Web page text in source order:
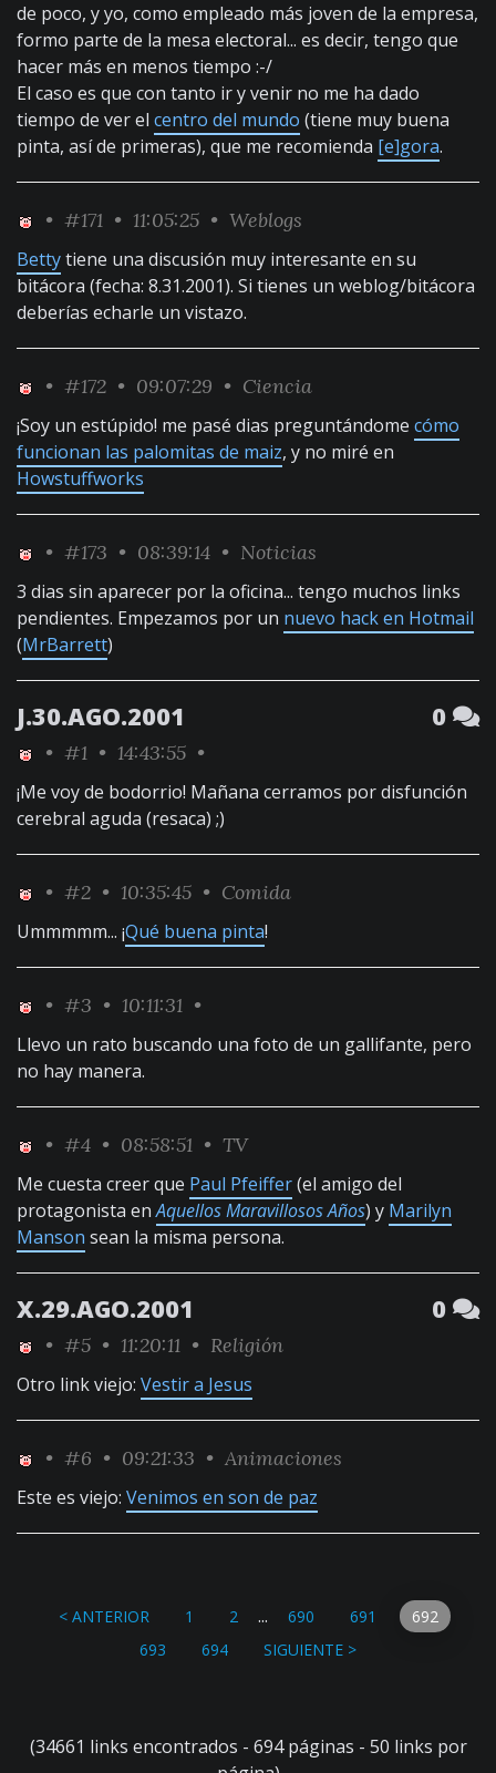
de poco, y yo, como empleado más joven de la empresa,
formo parte de la mesa electoral... es decir, tengo que
hacer más en menos tiempo :-/
El caso es que con tanto ir y venir no me ha dado
tiempo de ver el centro del mundo (tiene muy buena
pinta, así de primeras), que me recomienda [e]gora.
• #171 • 11:05:25 • Weblogs
Bettytiene una discusión muy interesante en su
bitácora (fecha: 8.31.2001). Si tienes un weblog/bitácora
deberías echarle un vistazo.
• #172 • 09:07:29 • Ciencia
¡Soy un estúpido! me pasé dias preguntándome cómo
funcionan las palomitas de maiz, y no miré en
Howstuffworks
• #173 • 08:39:14 • Noticias
3 dias sin aparecer por la oficina... tengo muchos links
pendientes. Empezamos por un nuevo hack en Hotmail
(MrBarrett)
J.30.AGO.2001 0
• #1 • 14:43:55 •
¡Me voy de bodorrio! Mañana cerramos por disfunción
cerebral aguda (resaca) ;)
• #2 • 10:35:45 • Comida
Ummmmm... ¡Qué buena pinta!
• #3 • 10:11:31 •
Llevo un rato buscando una foto de un gallifante, pero
no hay manera.
• #4 • 08:58:51 • TV
Me cuesta creer que Paul Pfeiffer(el amigo del
protagonista enAquellos Maravillosos Años) y Marilyn
Manson sean la misma persona.
X.29.AGO.2001 0
• #5 • 11:20:11 • Religión
Otro link viejo: Vestir a Jesus
• #6 • 09:21:33 • Animaciones
Este es viejo: Venimos en son de paz
< ANTERIOR 1 2 ... 690 691
692
693
694 SIGUIENTE >
(34661 links encontrados - 694 páginas - 50 links por